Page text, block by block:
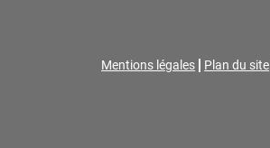
Mentions légales Plan du site